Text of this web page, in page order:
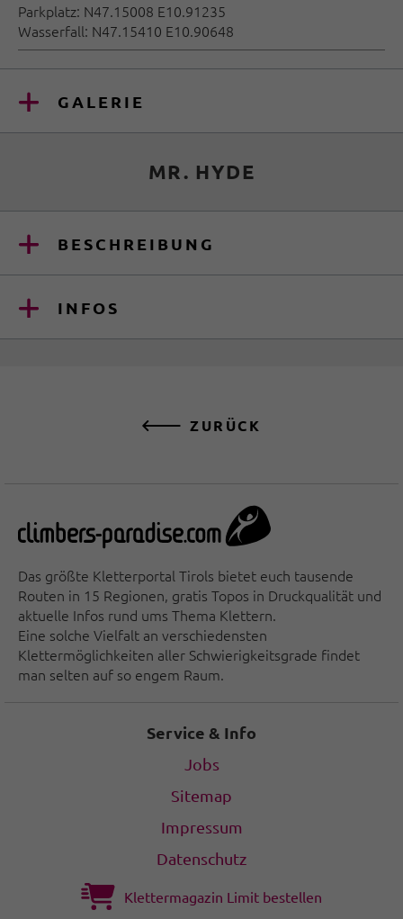
Parkplatz: N47.15008 E10.91235
Wasserfall: N47.15410 E10.90648
GALERIE
MR. HYDE
BESCHREIBUNG
INFOS
ZURÜCK
Das größte Kletterportal Tirols bietet euch tausende
Routen in 15 Regionen, gratis Topos in Druckqualität und
aktuelle Infos rund ums Thema Klettern.
Eine solche Vielfalt an verschiedensten
Klettermöglichkeiten aller Schwierigkeitsgrade findet
man selten auf so engem Raum.
Service & Info
Jobs
Sitemap
Impressum
Datenschutz
Klettermagazin Limit bestellen